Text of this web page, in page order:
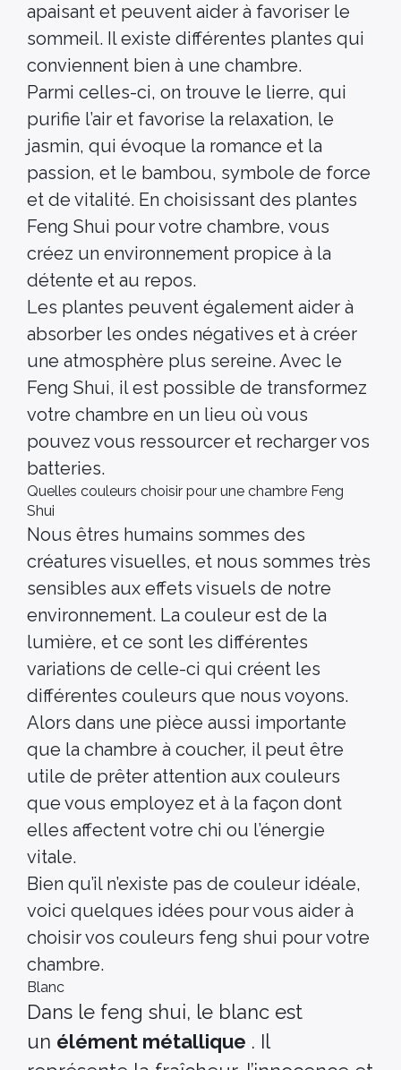
apaisant et peuvent aider à favoriser le
sommeil. Il existe différentes plantes qui
conviennent bien à une chambre.
Parmi celles-ci, on trouve le lierre, qui
purifie l’air et favorise la relaxation, le
jasmin, qui évoque la romance et la
passion, et le bambou, symbole de force
et de vitalité. En choisissant des plantes
Feng Shui pour votre chambre, vous
créez un environnement propice à la
détente et au repos.
Les plantes peuvent également aider à
absorber les ondes négatives et à créer
une atmosphère plus sereine. Avec le
Feng Shui, il est possible de transformez
votre chambre en un lieu où vous
pouvez vous ressourcer et recharger vos
batteries.
Quelles couleurs choisir pour une chambre Feng
Shui
Nous êtres humains sommes des
créatures visuelles, et nous sommes très
sensibles aux effets visuels de notre
environnement. La couleur est de la
lumière, et ce sont les différentes
variations de celle-ci qui créent les
différentes couleurs que nous voyons.
Alors dans une pièce aussi importante
que la chambre à coucher, il peut être
utile de prêter attention aux couleurs
que vous employez et à la façon dont
elles affectent votre chi ou l’énergie
vitale.
Bien qu’il n’existe pas de couleur idéale,
voici quelques idées pour vous aider à
choisir vos couleurs feng shui pour votre
chambre.
Blanc
Dans le feng shui, le blanc est
un élément métallique . Il